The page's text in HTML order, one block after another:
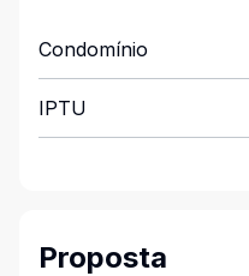
Condomínio
IPTU
Proposta